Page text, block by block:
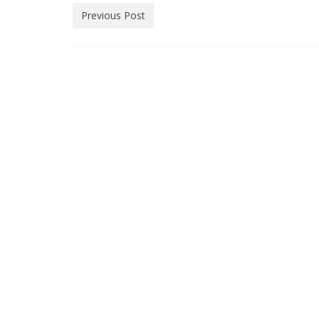
Previous Post